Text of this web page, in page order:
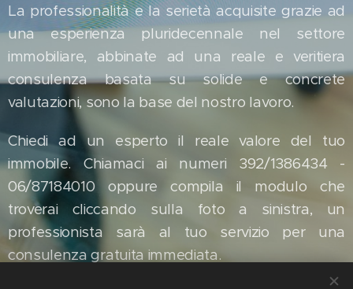
La professionalità e la serietà acquisite grazie ad
una esperienza pluridecennale nel settore
immobiliare, abbinate ad una reale e veritiera
consulenza basata su solide e concrete
valutazioni, sono la base del nostro lavoro.
Chiedi ad un esperto il reale valore del tuo
immobile. Chiamaci ai numeri 392/1386434 -
06/87184010 oppure compila il modulo che
troverai cliccando sulla foto a sinistra, un
professionista sarà al tuo servizio per una
consulenza gratuita immediata.